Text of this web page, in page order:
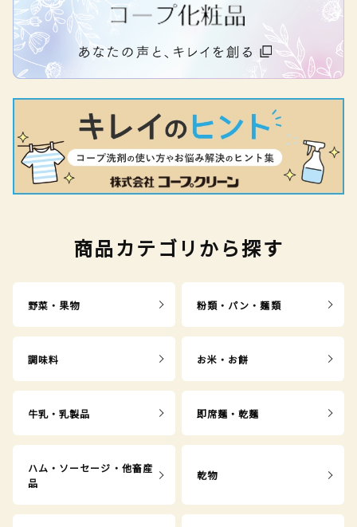
商品カテゴリから探す
野菜・果物 粉類・パン・麺類
調味料 お米・お餅
牛乳・乳製品 即席麺・乾麺
ハム・ソーセージ・他畜産
品
乾物